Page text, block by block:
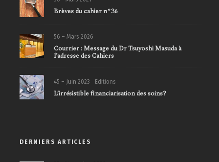
Brèves du cahier n°36
56 – Mars 2026
Courrier : Message du Dr Tsuyoshi Masuda à
l’adresse des Cahiers
45 – Juin 2023 Editions
L’irrésistible financiarisation des soins?
DERNIERS ARTICLES